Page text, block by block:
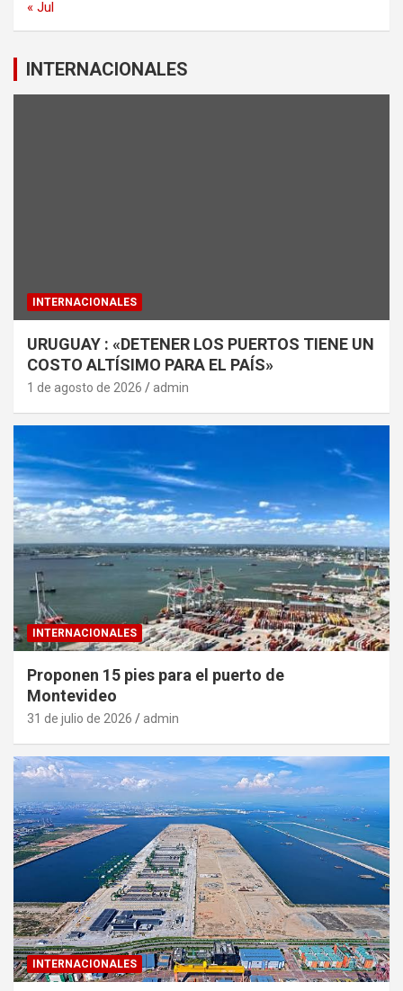
« Jul
INTERNACIONALES
INTERNACIONALES
URUGUAY : «DETENER LOS PUERTOS TIENE UN
COSTO ALTÍSIMO PARA EL PAÍS»
1 de agosto de 2026 admin
INTERNACIONALES
Proponen 15 pies para el puerto de
Montevideo
31 de julio de 2026 admin
INTERNACIONALES